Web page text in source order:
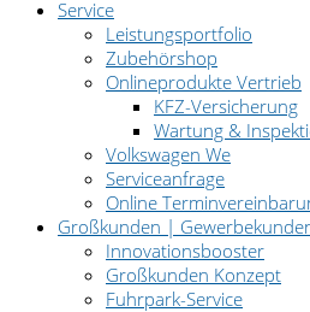
Service
Leistungsportfolio
Zubehörshop
Onlineprodukte Vertrieb
KFZ-Versicherung
Wartung &
Volkswagen We
Serviceanfrage
Online
Großkunden |
Innovationsbooster
Großkunden Konzept
Fuhrpark-Service